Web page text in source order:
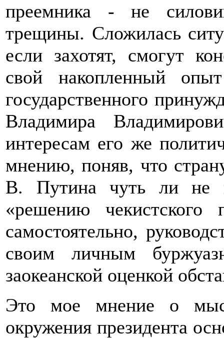
преемника - не
трещины. Сложилась
если захотят, смогут
свой накопленный
государственного
Владимира
интересам его же
мнению, поняв, что
В. Путина чуть ли не
«решению чекистского
самостоятельно,
своим личным
заокеанской оценкой
Это мое мнение о
окружения президента